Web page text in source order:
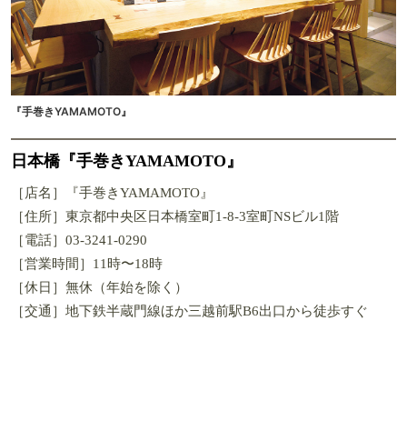
『手巻きYAMAMOTO』
日本橋『手巻きYAMAMOTO』
［店名］『手巻きYAMAMOTO』
［住所］東京都中央区日本橋室町1-8-3室町NSビル1階
［電話］03-3241-0290
［営業時間］11時〜18時
［休日］無休（年始を除く）
［交通］地下鉄半蔵門線ほか三越前駅B6出口から徒歩すぐ